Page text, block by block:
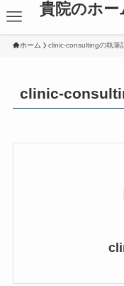
貴院のホー
ホーム clinic-consultingの執筆
clinic-